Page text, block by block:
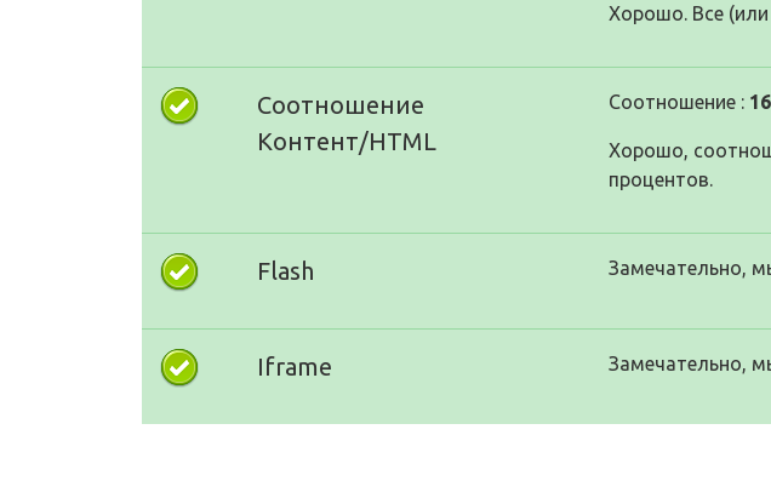
Хорошо. Все
Соотношение
Контент/HTML
Соотношение :
Хорошо,
процентов.
Flash Замечательно,
Iframe Замечательно,